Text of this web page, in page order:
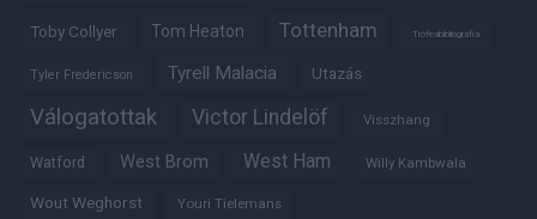
Toby Collyer Tom Heaton Tottenham Trófeabibliográfia
Tyler Fredericson Tyrell Malacia Utazás
Válogatottak Victor Lindelöf Visszhang
Watford West Brom West Ham Willy Kambwala
Wout Weghorst Youri Tielemans